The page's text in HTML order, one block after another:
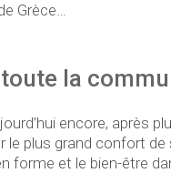
Grèce…
la
encore, après
le plus grand confort
forme et le bien-être